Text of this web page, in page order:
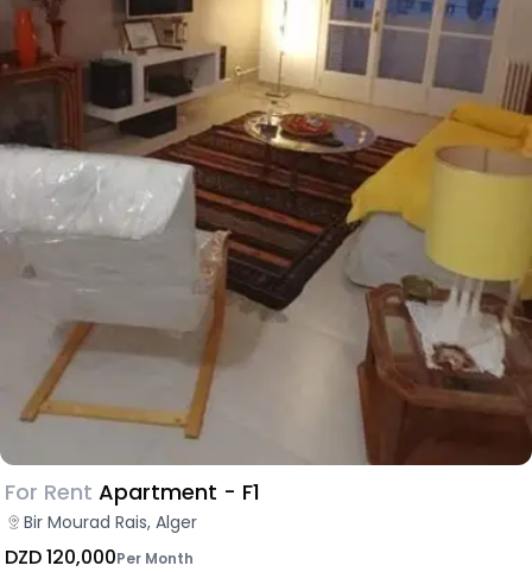
For Rent Apartment - F1
Bir Mourad Rais, Alger
DZD 120,000Per Month